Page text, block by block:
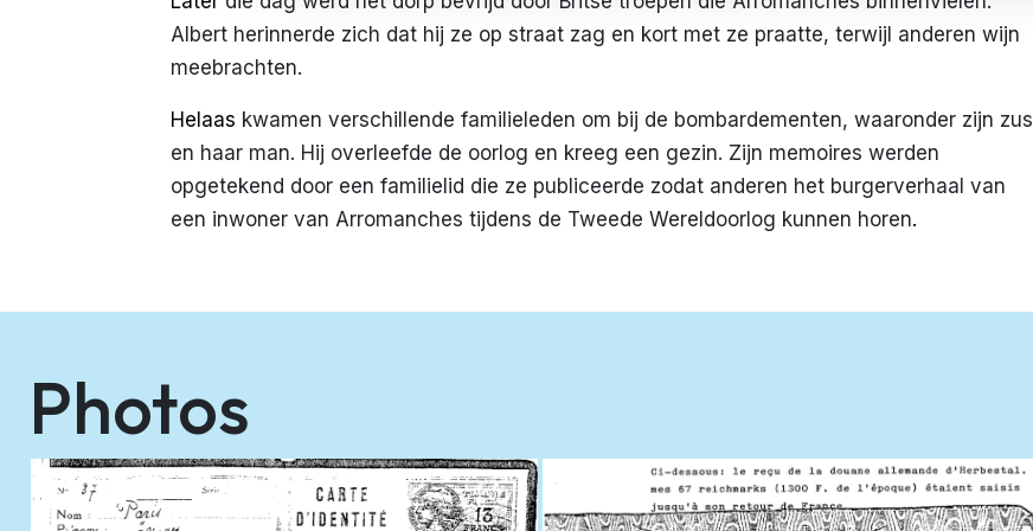
Albert herinnerde zich dat hij ze op straat zag en kort met ze praatte, terwijl anderen wijn
meebrachten.
Helaas kwamen verschillende familieleden om bij de bombardementen, waaronder zijn zus
en haar man. Hij overleefde de oorlog en kreeg een gezin. Zijn memoires werden
opgetekend door een familielid die ze publiceerde zodat anderen het burgerverhaal van
een inwoner van Arromanches tijdens de Tweede Wereldoorlog kunnen horen.
Photos